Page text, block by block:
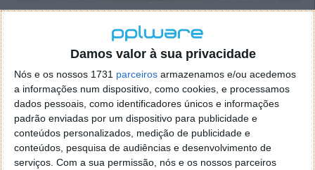
Damos valor à sua privacidade
Nós e os nossos 1731 parceiros armazenamos e/ou acedemos
a informações num dispositivo, como cookies, e processamos
dados pessoais, como identificadores únicos e informações
padrão enviadas por um dispositivo para publicidade e
conteúdos personalizados, medição de publicidade e
conteúdos, pesquisa de audiências e desenvolvimento de
serviços. Com a sua permissão, nós e os nossos parceiros
Apesar de estar já disponívelnos Estados Unidos e
noutros países há algum tempo, o Moments apenas
agora chegou à Europa e ao Canadá por motivos bem
específicos. A legislação, nestes países, proíbe a
utilização de reconhecimento facial e por isso houve
a necessidade do Facebook refazer a aplicação usada
nestes mercados.